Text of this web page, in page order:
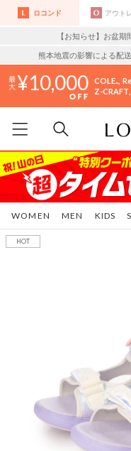
ロコンド アウト
【お知らせ】お盆
熊本地震の影響による配
10,000 COLE..
Z-CRAFT
WOMEN MEN KIDS